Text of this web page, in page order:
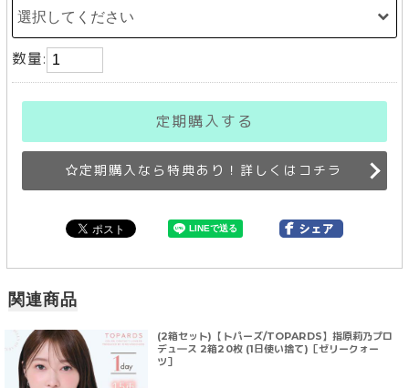
数量:
定期購入する
定期購入なら特典あり！詳しくはコチラ
関連商品
(2箱セット)【トパーズ/TOPARDS】指原莉乃プロ
デュ―ス 2箱20枚 (1日使い捨て)［ゼリークォー
ツ］